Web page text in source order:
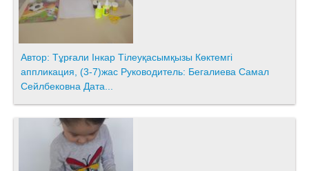
Автор: Тұрғали Інкар Тілеуқасымқызы Көктемгі
аппликация, (3-7)жас Руководитель: Бегалиева Самал
Сейлбековна Дата...